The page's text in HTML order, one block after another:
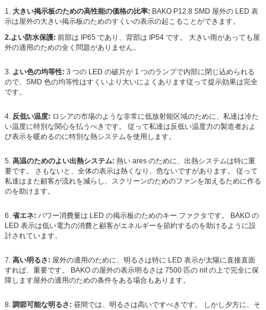
1. 大きい掲示板のための高性能の価格の比率: BAKO P12.8 SMD 屋外の LED 表
示は屋外の大きい掲示板のためのすくいの表示の起こることができます。
2.よい防水保護: 前部は IP65 であり、背部は IP54 です。 大きい雨があっても屋
外の適用のための全く問題がありません。
3. よい色の均等性: 3 つの LED の破片が 1 つのランプで内部に閉じ込められる
ので、SMD 色の均等性はすくいより大いによくあります従って提示効果は完全
です。
4. 反低い温度: ロシアの市場のような非常に低放射能区域のために、私達は冷た
い温度に特別な関心を払うべきです。 従って私達は反低い温度力の製造者およ
び表示を暖めるのに特別な熱システムを使用します。
5. 高温のためのよい出熱システム: 熱い ares のために、出熱システムは特に重
要です。 さもないと、全体の表示は熱くなり、危ないですがあります。 従って
私達はまた顧客が流れを減らし、スクリーンのためのファンを加えるために作る
のを助けます。
6. 省エネ: パワー消費量は LED の掲示板のためのキー ファクタです。 BAKO の
LED 表示は低い電力の消費と顧客がエネルギーを節約するのを助けるように設
計されています。
7. 高い明るさ: 屋外の適用のために、明るさは特に LED 表示が太陽に直接直面
すれば、重要です。 BAKO の屋外の表示明るさは 7500 匹の nit の上で完全に保
障します屋外の適用のための条件をある場合もあります。
8. 調節可能な明るさ: 昼間では、明るさは高いですべきです。 しかし夕方に、そ